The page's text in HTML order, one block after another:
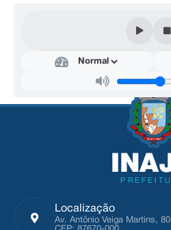
Localização
Av. Antônio Veiga Martins, 80